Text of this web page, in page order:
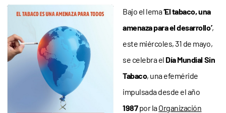
Bajo el lema‘El tabaco, una
amenaza para el desarrollo’,
este miércoles, 31 de mayo,
se celebra el Día Mundial Sin
Tabaco, una efeméride
impulsada desde el año
1987por laOrganización